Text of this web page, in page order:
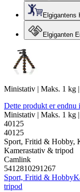
Elgigantens
Elgiganten
Ministativ | Maks. 1 kg
Dette produkt er endnu
Ministativ | Maks. 1 kg
40125
40125
Sport, Fritid & Hobby,
Kamerastativ & tripod
Camlink
5412810291267
Sport, Fritid & Hobby
tripod